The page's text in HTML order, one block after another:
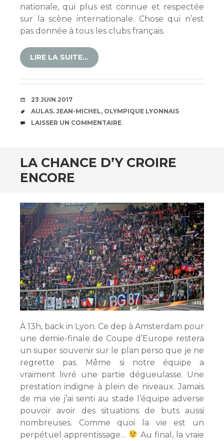
nationale, qui plus est connue et respectée
sur la scène internationale. Chose qui n’est
pas donnée à tous les clubs français.
LIRE LA SUITE…
DATE
23 JUIN 2017
ÉTIQUETTES
AULAS. JEAN-MICHEL, OLYMPIQUE LYONNAIS
COMMENTAIRES
LAISSER UN COMMENTAIRE
LA CHANCE D’Y CROIRE
ENCORE
À 13h, back in Lyon. Ce dep à Amsterdam pour
une demie-finale de Coupe d’Europe restera
un super souvenir sur le plan perso que je ne
regrette pas. Même si notre équipe a
vraiment livré une partie dégueulasse. Une
prestation indigne à plein de niveaux. Jamais
de ma vie j’ai senti au stade l’équipe adverse
pouvoir avoir des situations de buts aussi
nombreuses. Comme quoi la vie est un
perpétuel apprentissage…
Au final, la vraie